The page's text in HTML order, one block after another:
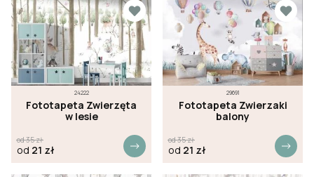
24222
Fototapeta Zwierzęta
w lesie
od35zł
od 21 zł
29691
Fototapeta Zwierzaki
balony
od35zł
od 21 zł